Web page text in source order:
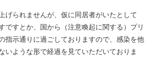
げられませんが、仮に同居者がいたとして
ですとか、国から（注意喚起に関する）プリ
指示通りに過ごしておりますので、感染を他
いような形で経過を見ていただいておりま